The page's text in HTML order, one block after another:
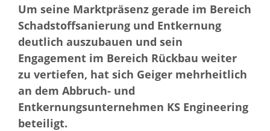
Um seine Marktpräsenz gerade im Bereich
Schadstoffsanierung und Entkernung
deutlich auszubauen und sein
Engagement im Bereich Rückbau weiter
zu vertiefen, hat sich Geiger mehrheitlich
an dem Abbruch- und
Entkernungsunternehmen KS Engineering
beteiligt.